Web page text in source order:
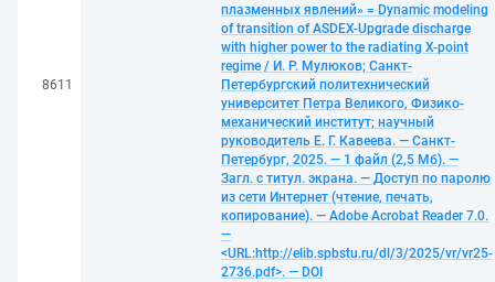
8611
плазменных явлений» = Dynamic modeling
of transition of ASDEX-Upgrade discharge
with higher power to the radiating X-point
regime / И. Р. Мулюков; Санкт-
Петербургский политехнический
университет Петра Великого, Физико-
механический институт; научный
руководитель Е. Г. Кавеева. — Санкт-
Петербург, 2025. — 1 файл (2,5 Мб). —
Загл. с титул. экрана. — Доступ по паролю
из сети Интернет (чтение, печать,
копирование). — Adobe Acrobat Reader 7.0.
—
<URL:http://elib.spbstu.ru/dl/3/2025/vr/vr25-
2736.pdf>. — DOI